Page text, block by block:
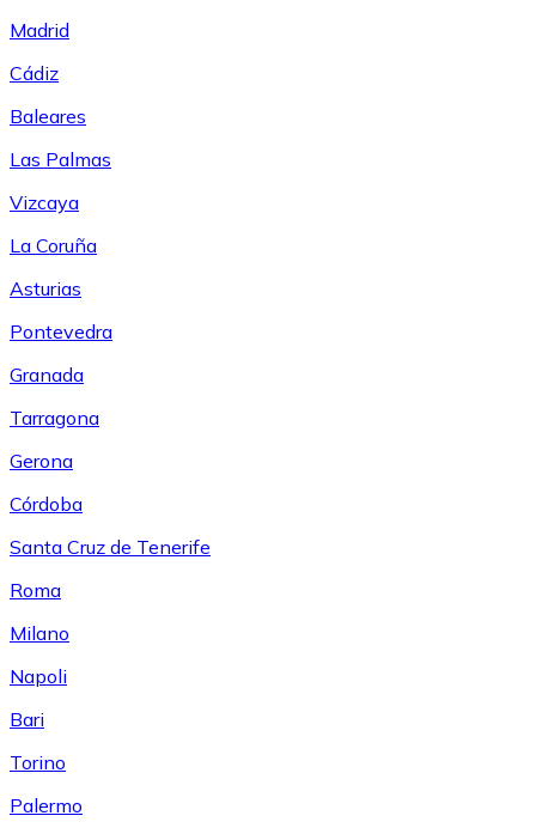
Madrid
Cádiz
Baleares
Las Palmas
Vizcaya
La Coruña
Asturias
Pontevedra
Granada
Tarragona
Gerona
Córdoba
Santa Cruz de Tenerife
Roma
Milano
Napoli
Bari
Torino
Palermo